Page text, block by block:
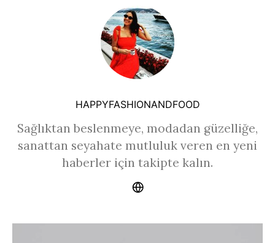
HAPPYFASHIONANDFOOD
Sağlıktan beslenmeye, modadan güzelliğe,
sanattan seyahate mutluluk veren en yeni
haberler için takipte kalın.